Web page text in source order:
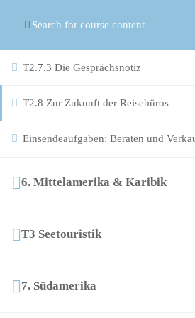
T2.7.2 Das aktive Telefonat
T2.7.3 Die Gesprächsnotiz
T2.8 Zur Zukunft der Reisebüros
Einsendeaufgaben: Beraten und
6. Mittelamerika & Karibik
T3 Seetouristik
7. Südamerika
© CopyrightASR Berlin Reiseverband